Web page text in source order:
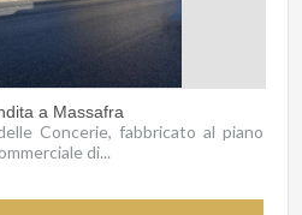
a Massafra
Concerie, fabbricato al piano
di...